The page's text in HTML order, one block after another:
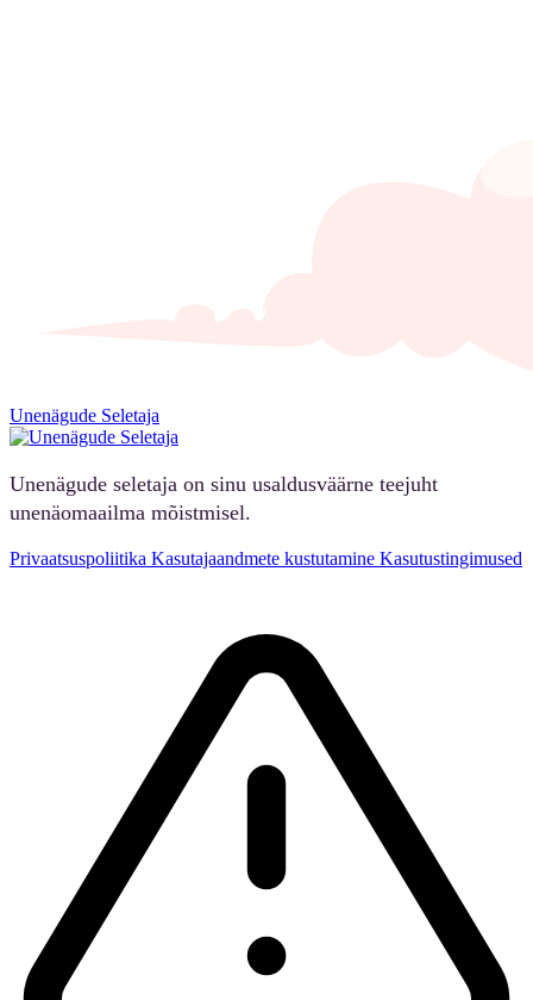
Unenägude Seletaja
Unenägude seletaja on sinu usaldusväärne teejuht
unenäomaailma mõistmisel.
Privaatsuspoliitika Kasutajaandmete kustutamine Kasutustingimused